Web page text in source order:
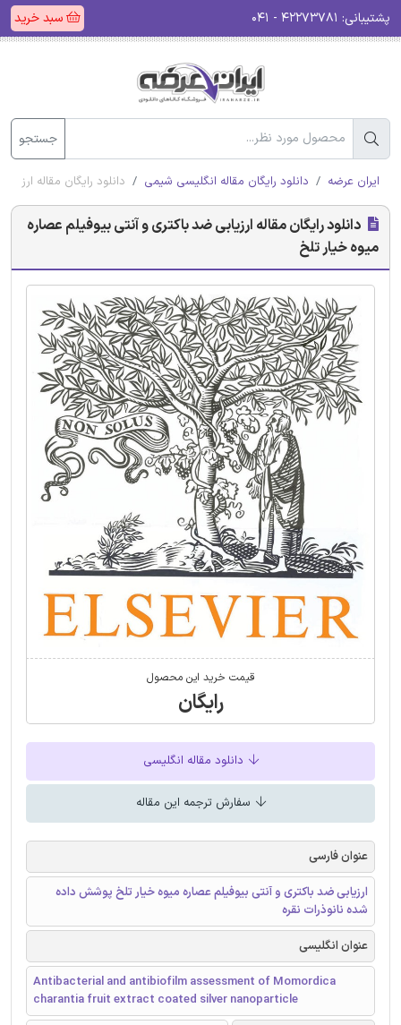
پشتیبانی: سبد خرید
جستجو
ایران عرضه دانلود رایگان مقاله انگلیسی شیمی دانلود رایگان مقاله
دانلود رایگان مقاله ارزیابی ضد باکتری و آنتی بیوفیلم عصاره
میوه خیار تلخ
قیمت خرید این محصول
رایگان
دانلود مقاله انگلیسی
سفارش ترجمه این مقاله
عنوان فارسی
ارزیابی ضد باکتری و آنتی بیوفیلم عصاره میوه خیار تلخ پوشش داده
شده نانوذرات نقره
عنوان انگلیسی
Antibacterial and antibiofilm assessment of Momordica
charantia fruit extract coated silver nanoparticle